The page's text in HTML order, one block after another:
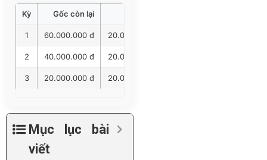
Kỳ Gốc còn lại
1 60.000.000 đ 20.000.000 đ
2 40.000.000 đ 20.000.000 đ
3 20.000.000 đ 20.000.000 đ
Mục lục bài
viết